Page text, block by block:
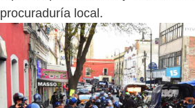
procuraduría local.